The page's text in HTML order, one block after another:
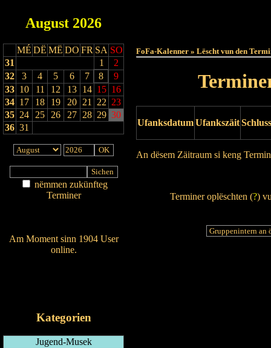
August 2026
MÉ DË MË DO FR SA SO
31
1
2
32
3 4 5 6 7 8
9
33 10 11 12 13 14 15 16
34 17 18 19 20 21 22 23
35 24 25 26 27 28 29 30
36 31
nëmmen zukünfteg
Terminer
Am Moment sinn 1904 User
online.
Kategorien
Jugend-Musek
FoFa-Kalenner » Lëscht vun den
UfanksdatumUfankszäit
An dësem Zäitraum si keng
Terminer oplëschten (?)